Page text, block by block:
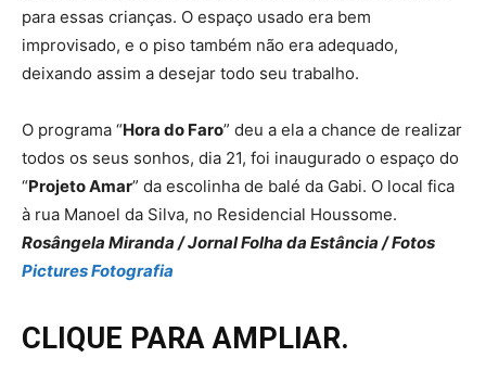
para essas crianças. O espaço usado era bem
improvisado, e o piso também não era adequado,
deixando assim a desejar todo seu trabalho.
O programa “Hora do Faro” deu a ela a chance de realizar
todos os seus sonhos, dia 21, foi inaugurado o espaço do
“Projeto Amar” da escolinha de balé da Gabi. O local fica
à rua Manoel da Silva, no Residencial Houssome.
Rosângela Miranda / Jornal Folha da Estância / Fotos
Pictures Fotografia
CLIQUE PARA AMPLIAR.